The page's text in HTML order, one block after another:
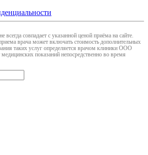
всегда совпадает с указанной ценой приёма на сайте.
врача может включать стоимость дополнительных
таких услуг определяется врачом клиники ООО
показаний непосредственно во время